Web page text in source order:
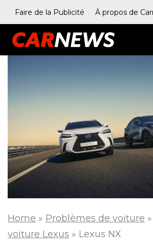
Faire de la Publicité À propos de
Home » Problèmes de voiture »
voiture Lexus » Lexus NX